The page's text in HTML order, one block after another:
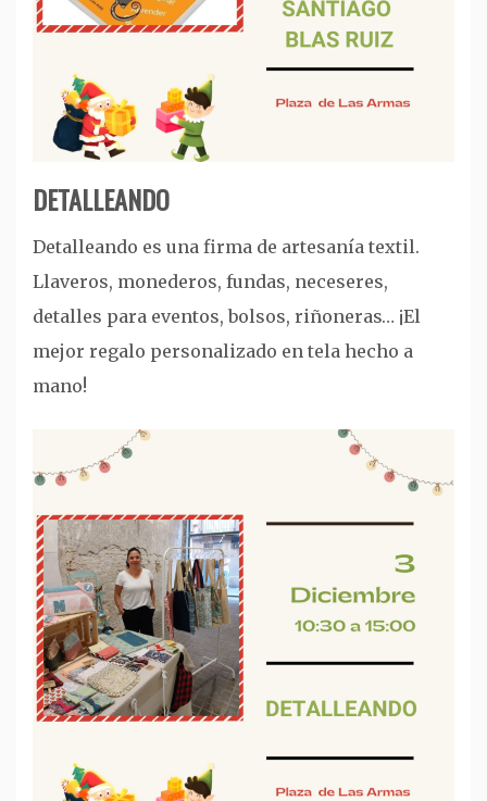
DETALLEANDO
Detalleando es una firma de artesanía textil.
Llaveros, monederos, fundas, neceseres,
detalles para eventos, bolsos, riñoneras… ¡El
mejor regalo personalizado en tela hecho a
mano!